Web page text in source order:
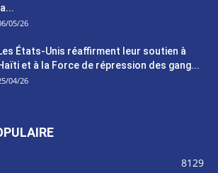
la...
05/26
États-Unis réaffirment leur soutien à
et à la Force de répression des gang...
04/26
8129